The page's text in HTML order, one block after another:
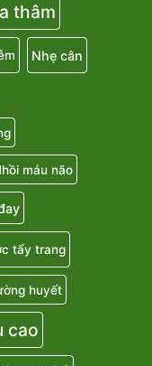
thâm
Nhẹ cân
máu não
tẩy trang
huyết
cao